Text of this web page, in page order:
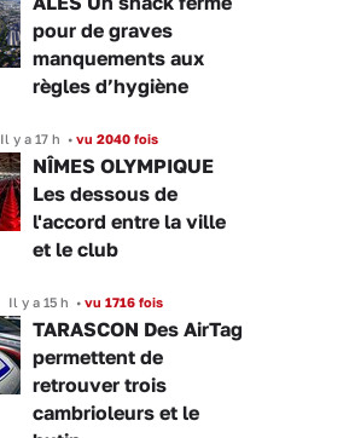
pour de graves
manquements aux
règles d’hygiène
Il y a 17 h • vu 2040 fois
NÎMES OLYMPIQUE
Les dessous de
l'accord entre la ville
et le club
Il y a 15 h • vu 1716 fois
TARASCON Des AirTag
permettent de
retrouver trois
cambrioleurs et le